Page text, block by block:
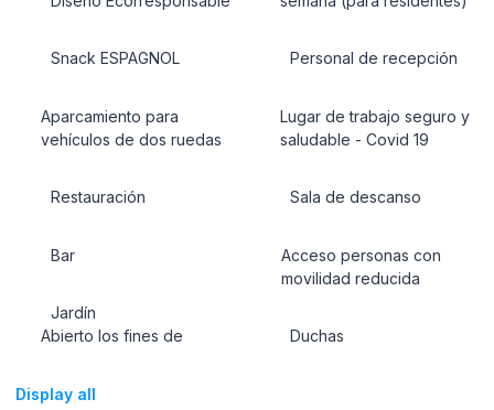
Snack ESPAGNOL
Aparcamiento para
vehículos de dos ruedas
Restauración
Bar
Jardín
Abierto los fines de
Personal de recepción
Lugar de trabajo seguro y
saludable - Covid 19
Sala de descanso
Acceso personas con
movilidad reducida
Duchas
Display all